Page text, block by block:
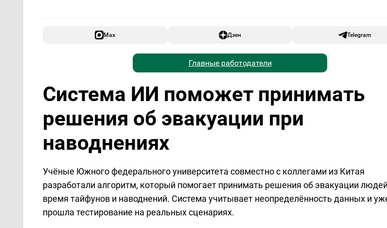
Max Дзен Telegram
Главные работодатели
Система ИИ поможет принимать
решения об эвакуации при
наводнениях
Учёные Южного федерального университета совместно с коллегами из Китая
разработали алгоритм, который помогает принимать решения об эвакуации
время тайфунов и наводнений. Система учитывает неопределённость данных и
прошла тестирование на реальных сценариях.